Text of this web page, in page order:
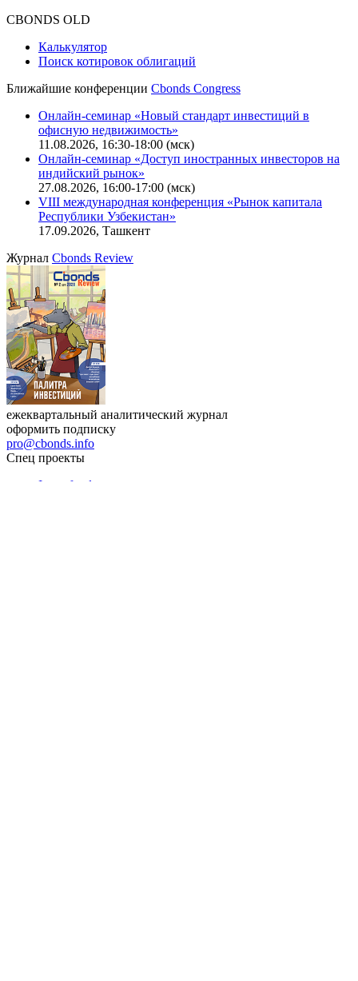
CBONDS OLD
Калькулятор
Поиск котировок облигаций
Ближайшие конференции Cbonds Congress
Онлайн-семинар «Новый стандарт инвестиций в
офисную недвижимость»
11.08.2026, 16:30-18:00 (мск)
Онлайн-семинар «Доступ иностранных инвесторов на
индийский рынок»
27.08.2026, 16:00-17:00 (мск)
VIII международная конференция «Рынок капитала
Республики Узбекистан»
17.09.2026, Ташкент
Журнал Cbonds Review
ежеквартальный аналитический журнал
оформить подписку
pro@cbonds.info
Спец проекты
Investfunds